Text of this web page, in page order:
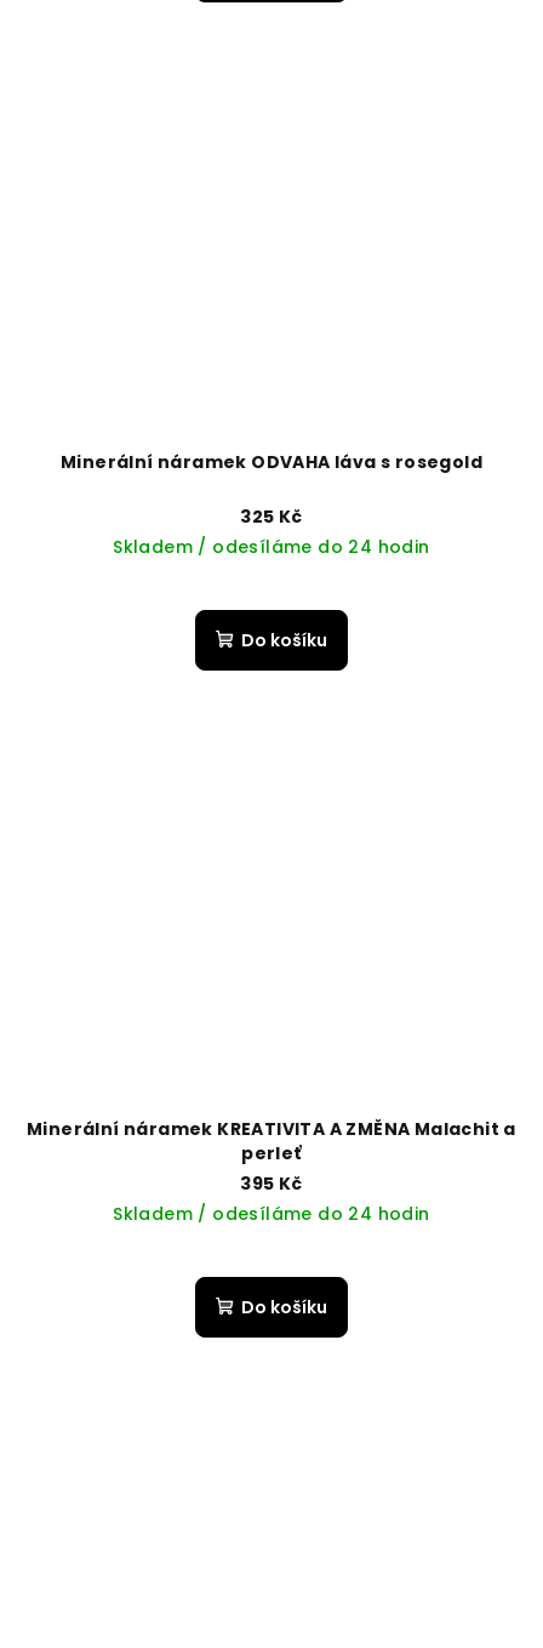
Minerální náramek ODVAHA láva s rosegold
325 Kč
Skladem / odesíláme do 24 hodin
Do košíku
Minerální náramek KREATIVITA A ZMĚNA Malachit a
perleť
395 Kč
Skladem / odesíláme do 24 hodin
Do košíku